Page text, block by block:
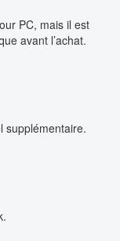
PC, mais il est
avant l’achat.
supplémentaire.